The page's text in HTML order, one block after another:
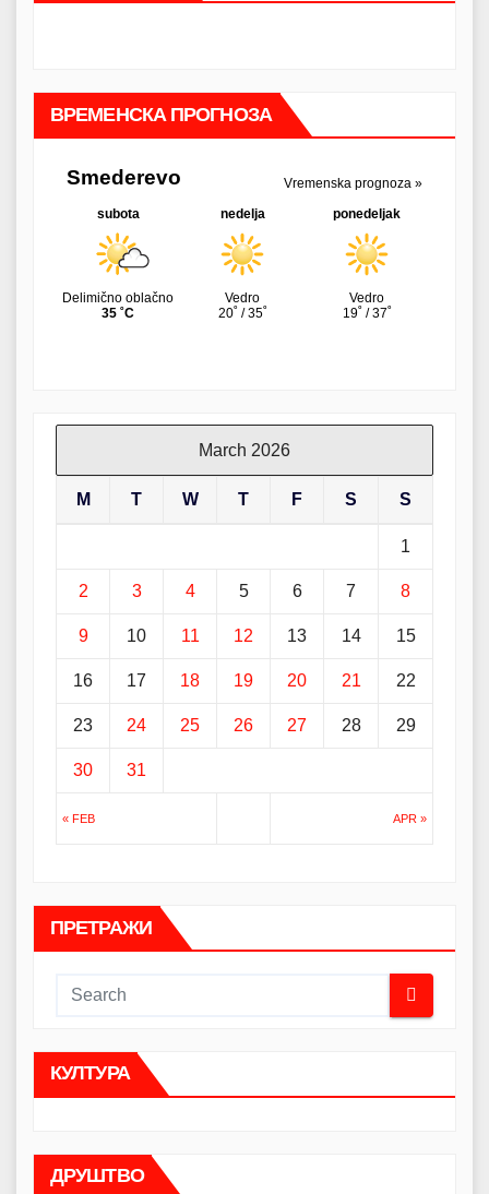
ВРЕМЕНСКА ПРОГНОЗА
March 2026
M T W T F S S
« FEB APR »
1
2 3 4 5 6 7 8
9 10 11 12 13 14 15
16 17 18 19 20 21 22
23 24 25 26 27 28 29
30 31
ПРЕТРАЖИ
КУЛТУРА
ДРУШТВО